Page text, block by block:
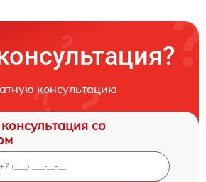
консультацию
со